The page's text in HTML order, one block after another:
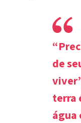
de
terra
água